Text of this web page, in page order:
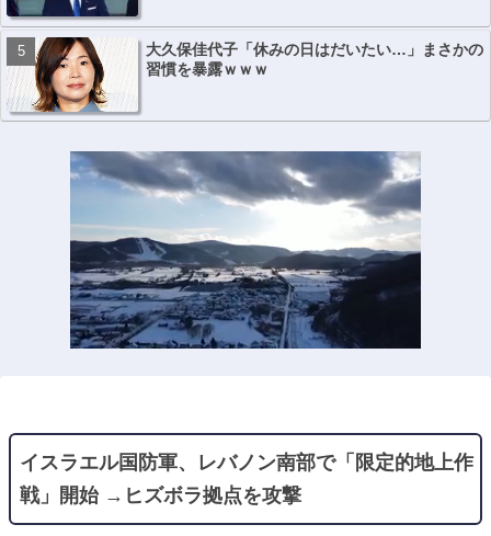
大久保佳代子「休みの日はだいたい…」まさかの
習慣を暴露ｗｗｗ
イスラエル国防軍、レバノン南部で「限定的地上作
戦」開始 →ヒズボラ拠点を攻撃